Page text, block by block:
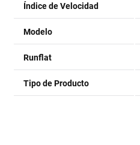
Índice de Velocidad
Modelo
Runflat
Tipo de Producto